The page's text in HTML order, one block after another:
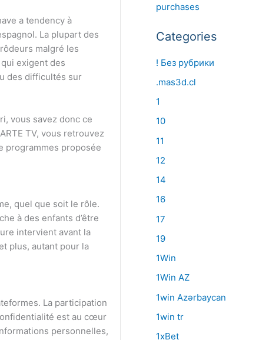
a tendency à
La plupart des
malgré les
exigent des
des difficultés sur
vous savez donc ce
TV, vous retrouvez
programmes proposée
quel que soit le rôle.
à des enfants d’être
intervient avant la
plus, autant pour la
La participation
est au cœur
personnelles,
purchases
Categories
! Без рубрики
.mas3d.cl
1
10
11
12
14
16
17
19
1Win
1Win AZ
1win Azərbaycan
1win tr
1xBet